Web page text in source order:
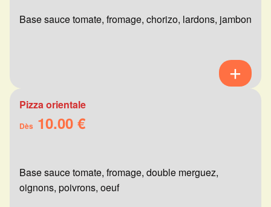
Base sauce tomate, fromage, chorizo, lardons, jambon
Pizza orientale
Dès 10.00 €
Base sauce tomate, fromage, double merguez,
oignons, poivrons, oeuf